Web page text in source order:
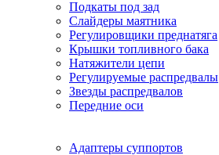
Подкаты под зад
Слайдеры маятника
Регулировщики преднатяга
Крышки топливного бака
Натяжители цепи
Регулируемые распредвалы
Звезды распредвалов
Передние оси
Адаптеры суппортов